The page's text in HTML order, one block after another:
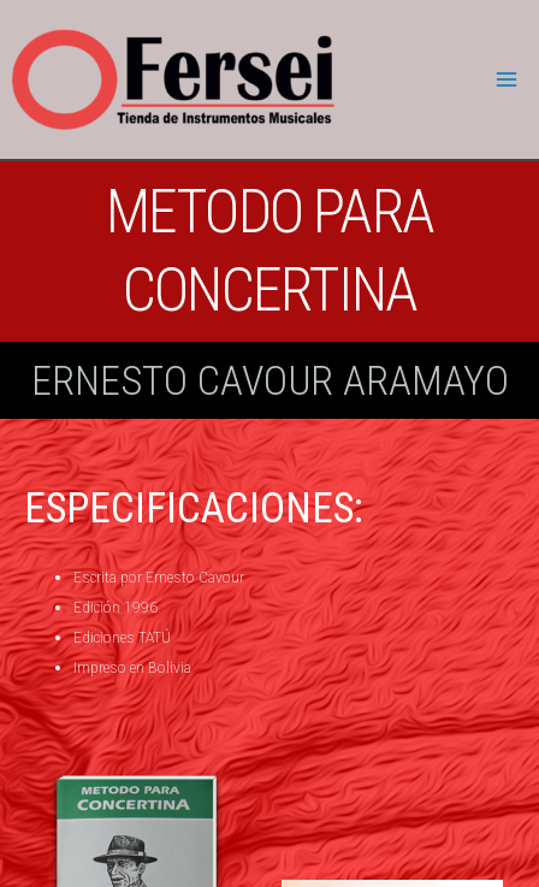
METODO PARA
CONCERTINA
ERNESTO CAVOUR ARAMAYO
ESPECIFICACIONES:
Escrita por Ernesto Cavour
Edición 1996
Ediciones TATÚ
Impreso en Bolivia